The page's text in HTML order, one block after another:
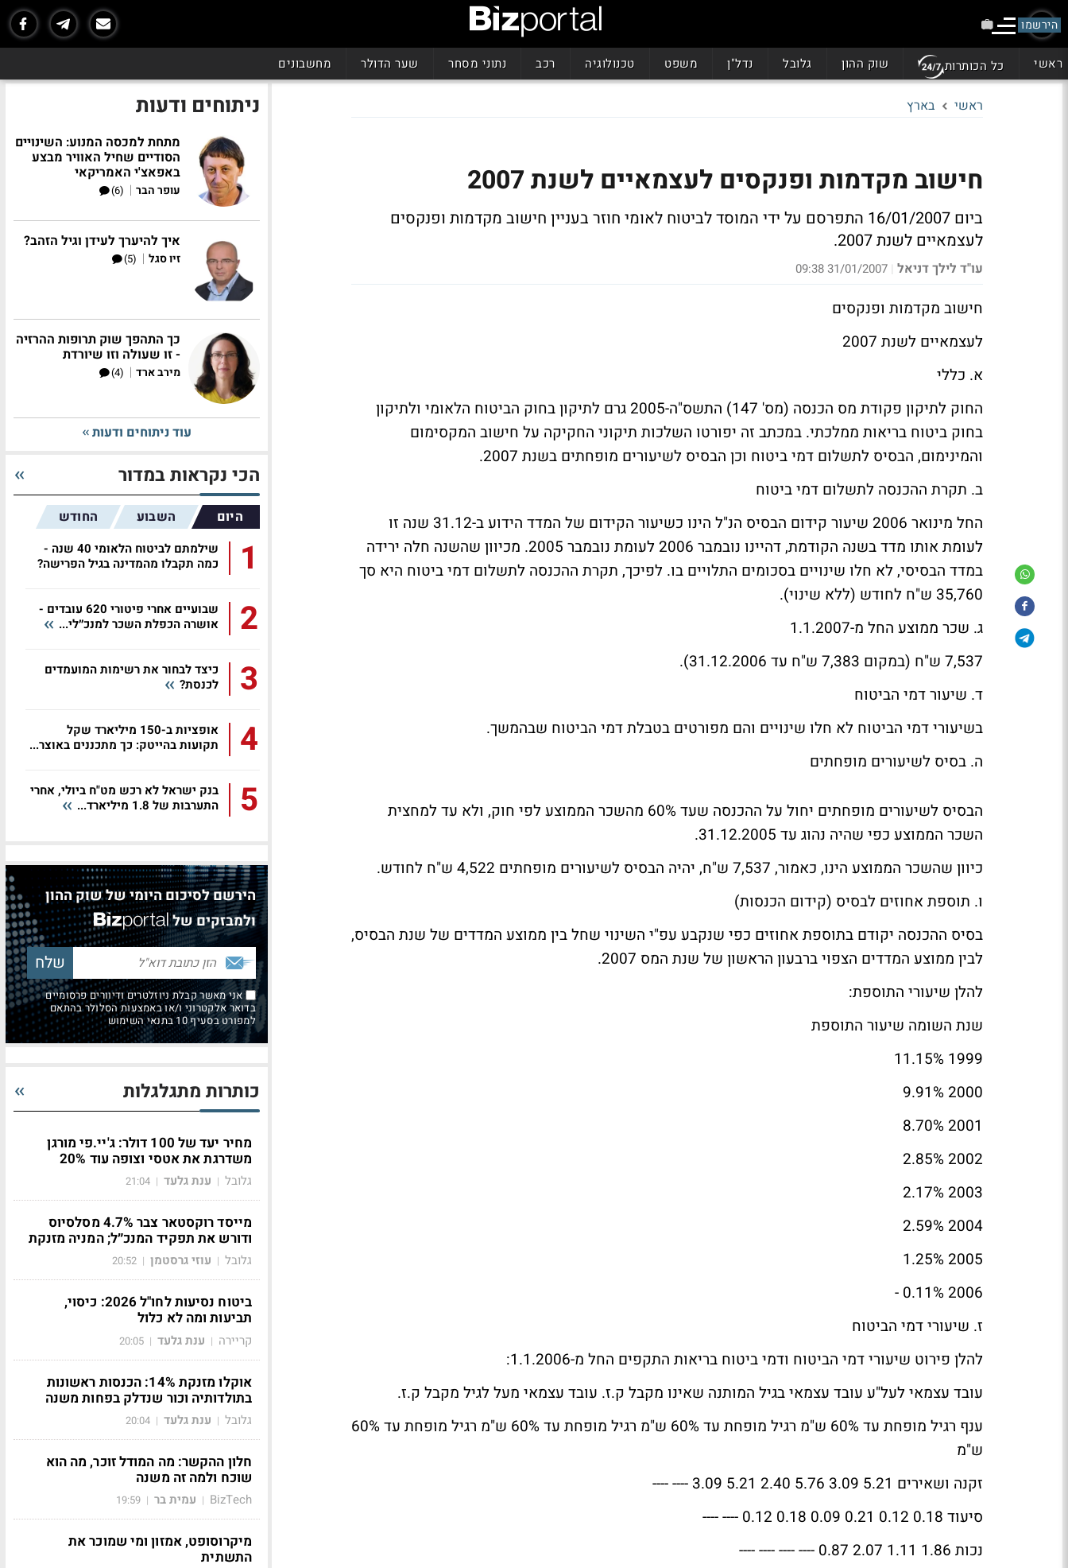
הירשמו
ראשי כל הכותרות שוק ההון גלובל נדל"ן משפט טכנולוגיה רכב נתוני מסחר שער הדולר מחשבונים
ראשי בארץ
חישוב מקדמות ופנקסים לעצמאיים לשנת 2007
ביום 16/01/2007 התפרסם על ידי המוסד לביטוח לאומי חוזר בעניין חישוב מקדמות ופנקסים
לעצמאיים לשנת 2007.
עו"ד לילך דניאל |
31/01/2007 09:38
חישוב מקדמות ופנקסים
לעצמאיים לשנת 2007
א. כללי
החוק לתיקון פקודת מס הכנסה (מס' 147) התשס"ה-2005 גרם לתיקון בחוק הביטוח הלאומי ולתיקון
בחוק ביטוח בריאות ממלכתי. במכתב זה יפורטו השלכות תיקוני החקיקה על חישוב המקסימום
והמינימום, הבסיס לתשלום דמי ביטוח וכן הבסיס לשיעורים מופחתים בשנת 2007.
ב. תקרת ההכנסה לתשלום דמי ביטוח
החל מינואר 2006 שיעור קידום הבסיס הנ"ל הינו כשיעור הקידום של המדד הידוע ב-31.12 שנה זו
לעומת אותו מדד בשנה הקודמת, דהיינו נובמבר 2006 לעומת נובמבר 2005. מכיוון שהשנה חלה ירידה
במדד הבסיסי, לא חלו שינויים בסכומים התלויים בו. לפיכך, תקרת ההכנסה לתשלום דמי ביטוח היא סך
35,760 ש"ח לחודש (ללא שינוי).
ג. שכר ממוצע החל מ-1.1.2007
7,537 ש"ח (במקום 7,383 ש"ח עד 31.12.2006).
ד. שיעור דמי הביטוח
בשיעורי דמי הביטוח לא חלו שינויים והם מפורטים בטבלת דמי הביטוח שבהמשך.
ה. בסיס לשיעורים מופחתים
הבסיס לשיעורים מופחתים יחול על ההכנסה שעד 60% מהשכר הממוצע לפי חוק, ולא עד למחצית
השכר הממוצע כפי שהיה נהוג עד 31.12.2005.
כיוון שהשכר הממוצע הינו, כאמור, 7,537 ש"ח, יהיה הבסיס לשיעורים מופחתים 4,522 ש"ח לחודש.
ו. תוספת אחוזים לבסיס (קידום הכנסות)
בסיס ההכנסה יקודם בתוספת אחוזים כפי שנקבע עפ"י השינוי שחל בין ממוצע המדדים של שנת הבסיס,
לבין ממוצע המדדים הצפוי ברבעון הראשון של שנת המס 2007.
להלן שיעורי התוספת:
שנת השומה שיעור התוספת
1999 11.15%
2000 9.91%
2001 8.70%
2002 2.85%
2003 2.17%
2004 2.59%
2005 1.25%
2006 0.11% -
ז. שיעורי דמי הביטוח
להלן פירוט שיעורי דמי הביטוח ודמי ביטוח בריאות התקפים החל מ-1.1.2006:
עובד עצמאי לעל"ע עובד עצמאי בגיל המותנה שאינו מקבל ק.ז. עובד עצמאי מעל לגיל מקבל ק.ז.
ענף רגיל מופחת עד 60% ש"מ רגיל מופחת עד 60% ש"מ רגיל מופחת עד 60% ש"מ רגיל מופחת עד 60%
ש"מ
זקנה ושאירים 5.21 3.09 5.76 2.40 5.21 3.09 ---- ----
סיעוד 0.18 0.12 0.21 0.09 0.18 0.12 ---- ----
נכות 1.86 1.11 2.07 0.87 ---- ---- ---- ----
ניתוחים ודעות
מתחת למכסה המנוע: השינויים
הסודיים שחיל האוויר מבצע
באפאצ'י האמריקאי
עופר הבר |
(6)
איך להיערך לעידן וגיל הזהב?
זיו סגל |
(5)
כך התהפך שוק תרופות ההרזיה
- זו שעולה וזו שיורדת
מירב ארד |
(4)
עוד ניתוחים ודעות
הכי נקראות במדור
היום השבוע החודש
1
שילמתם לביטוח הלאומי 40 שנה -
כמה תקבלו מהמדינה בגיל הפרישה?
2
שבועיים אחרי פיטורי 620 עובדים -
אושרה הכפלת השכר למנכ״לי...
3
כיצד לבחור את רשימות המועמדים
לכנסת?
4
אופציות ב-150 מיליארד שקל
תקועות בהייטק: כך מתכננים באוצר...
5
בנק ישראל לא רכש מט"ח ביולי, אחרי
התערבות של 1.8 מיליארד...
הירשם לסיכום היומי של שוק ההון
ולמבזקים של
אני מאשר קבלת ניוזלטרים ודיוורים פרסומיים
בדואר אלקטרוני ו/או באמצעות הסלולר בהתאם
למפורט בסעיף 10 בתנאי השימוש
כותרות מתגלגלות
מחיר יעד של 100 דולר: ג'יי.פי מורגן
משדרגת את אטסי וצופה עוד 20%
גלובל | ענת גלעד |
21:04
מייסד רוקסטאר צבר 4.7% מסלסיוס
ודורש את תפקיד המנכ״ל; המניה מזנקת
גלובל | עוזי גרסטמן |
20:52
ביטוח נסיעות לחו"ל 2026: כיסוי,
תביעות ומה לא כלול
קריירה | ענת גלעד |
20:05
אוקלו מזנקת 14%: הכנסות ראשונות
בתולדותיה וכור שנדלק בפחות משנה
גלובל | ענת גלעד |
20:04
חלון ההקשר: מה המודל זוכר, מה הוא
שוכח ולמה זה משנה
BizTech
| עמית בר |
19:59
מיקרוסופט, אמזון ומי שמוכר את
התשתית